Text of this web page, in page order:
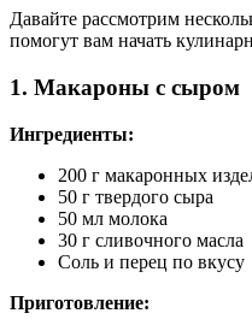
Давайте рассмотрим
помогут вам начать
1. Макароны с сыром
Ингредиенты:
200 г макаронных
50 г твердого сыра
50 мл молока
30 г сливочного масла
Соль и перец по вкусу
Приготовление: